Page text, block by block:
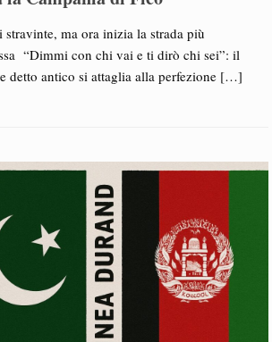
stravinte, ma ora inizia la strada più
“Dimmi con chi vai e ti dirò chi sei”: il
detto antico si attaglia alla perfezione[…]